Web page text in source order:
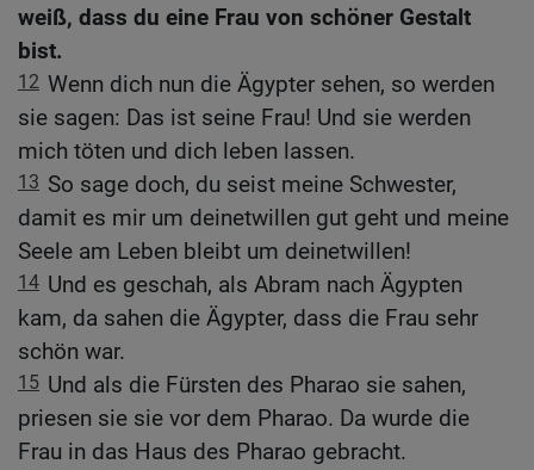
weiß, dass du eine Frau von schöner Gestalt
bist.
12 Wenn dich nun die Ägypter sehen, so werden
sie sagen: Das ist seine Frau! Und sie werden
mich töten und dich leben lassen.
13 So sage doch, du seist meine Schwester,
damit es mir um deinetwillen gut geht und meine
Seele am Leben bleibt um deinetwillen!
14 Und es geschah, als Abram nach Ägypten
kam, da sahen die Ägypter, dass die Frau sehr
schön war.
15 Und als die Fürsten des Pharao sie sahen,
priesen sie sie vor dem Pharao. Da wurde die
Frau in das Haus des Pharao gebracht.